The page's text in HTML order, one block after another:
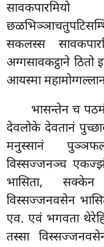
सकलस्स
अग्गसावकट्ठाने ठितो
आयस्मा
भासन्तेन च
देवलोके देवतानं
मनुस्सानं
विस्सज्जनञ्च
भासिता,
विस्सज्जनवसेन
एव. एवं भगवता
तस्सा